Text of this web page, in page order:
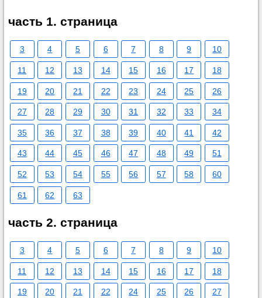
часть 1. страница
3 4 5 6 7 8 9 10
11 12 13 14 15 16 17 18
19 20 21 22 23 24 25 26
27 28 29 30 31 32 33 34
35 36 37 38 39 40 41 42
43 44 45 46 47 48 49 51
52 53 54 55 56 57 58 60
61 62 63
часть 2. страница
3 4 5 6 7 8 9 10
11 12 13 14 15 16 17 18
19 20 21 22 24 25 26 27